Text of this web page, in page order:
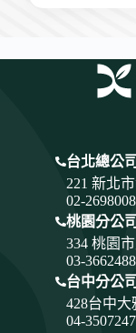
台北總公司
221 新北
02-
桃園分公司
334 桃園
03-3662488
台中分公司
428台中大
04-